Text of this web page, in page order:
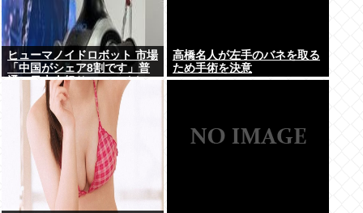
ヒューマノイドロボット 市場
「中国がシェア8割です」普
通の日本人怒りのフェイクニ
ュース認定へ…
高橋名人が左手のバネを取る
ため手術を決意